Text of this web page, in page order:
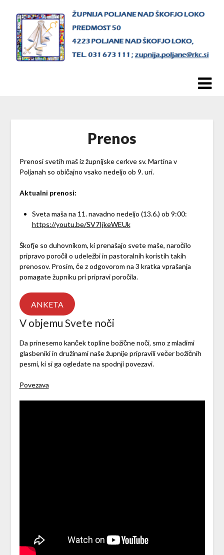
content
Prenos
Prenosi svetih maš iz župnijske cerkve sv. Martina v
Poljanah so običajno vsako nedeljo ob 9. uri.
Aktualni prenosi:
Sveta maša na 11. navadno nedeljo (13.6.) ob 9:00:
https://youtu.be/SV7IjkeWEUk
Škofje so duhovnikom, ki prenašajo svete maše, naročilo
pripravo poročil o udeležbi in pastoralnih koristih takih
prenosov. Prosim, če z odgovorom na 3 kratka vprašanja
pomagate župniku pri pripravi poročila.
ANKETA
V objemu Svete noči
Da prinesemo kanček topline božične noči, smo z mladimi
glasbeniki in družinami naše župnije pripravili večer božičnih
pesmi, ki si ga ogledate na spodnji povezavi.
Povezava